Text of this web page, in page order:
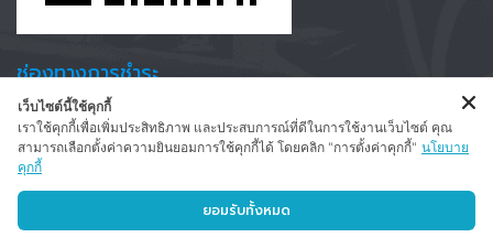
ช่องทางการชำระ
รับรูดบัตรเครดิตทั้งในและนอกสถานที่ รับรูดทุกธนาคาร สแกน
จ่าย หรือ โอนจ่าย ได้ทั้งหมด
ติดต่อสอบถาม/สั่งซื้อแบตเตอรี่
เว็บไซต์นี้ใช้คุกกี้
เราใช้คุกกี้เพื่อเพิ่มประสิทธิภาพ และประสบการณ์ที่ดีในการใช้งานเว็บไซต์ คุณ
สามารถเลือกตั้งค่าความยินยอมการใช้คุกกี้ได้ โดยคลิก "การตั้งค่าคุกกี้" นโยบาย
คุกกี้
ยอมรับทั้งหมด